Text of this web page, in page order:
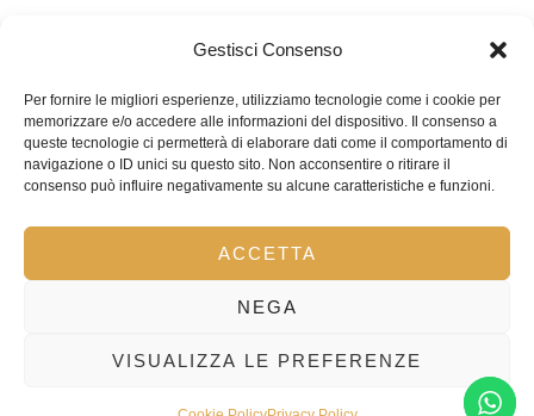
Gestisci Consenso
Per fornire le migliori esperienze, utilizziamo tecnologie come i cookie per
memorizzare e/o accedere alle informazioni del dispositivo. Il consenso a
queste tecnologie ci permetterà di elaborare dati come il comportamento di
navigazione o ID unici su questo sito. Non acconsentire o ritirare il
consenso può influire negativamente su alcune caratteristiche e funzioni.
ACCETTA
NEGA
VISUALIZZA LE PREFERENZE
Termini & Condizioni
Copyright © 2026 L'Angolo D'Oro
Powered by dqniele's stuff
Recedere dal contratto qui